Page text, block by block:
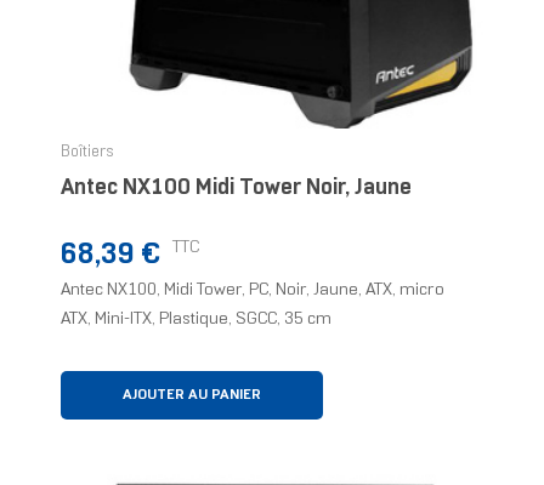
Boîtiers
Antec NX100 Midi Tower Noir, Jaune
Prix
68,39 € TTC
Antec NX100, Midi Tower, PC, Noir, Jaune, ATX, micro
ATX, Mini-ITX, Plastique, SGCC, 35 cm
AJOUTER AU PANIER